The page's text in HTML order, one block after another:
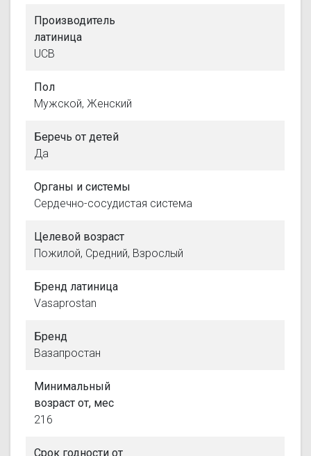
Производитель
латиница
UCB
Пол
Мужской, Женский
Беречь от детей
Да
Органы и системы
Сердечно-сосудистая система
Целевой возраст
Пожилой, Средний, Взрослый
Бренд латиница
Vasaprostan
Бренд
Вазапростан
Минимальный
возраст от, мес
216
Срок годности от